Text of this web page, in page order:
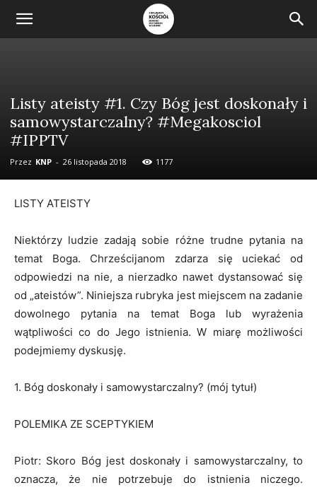
Listy ateisty #1. Czy Bóg jest doskonały i
samowystarczalny? #Megakosciol
#IPPTV
Przez KNP - 26 listopada 2018 1177
LISTY ATEISTY
Niektórzy ludzie zadają sobie różne trudne pytania na
temat Boga. Chrześcijanom zdarza się uciekać od
odpowiedzi na nie, a nierzadko nawet dystansować się
od „ateistów”. Niniejsza rubryka jest miejscem na zadanie
dowolnego pytania na temat Boga lub wyrażenia
wątpliwości co do Jego istnienia. W miarę możliwości
podejmiemy dyskusję.
1. Bóg doskonały i samowystarczalny? (mój tytuł)
POLEMIKA ZE SCEPTYKIEM
Piotr: Skoro Bóg jest doskonały i samowystarczalny, to
oznacza, że nie potrzebuje do istnienia niczego.